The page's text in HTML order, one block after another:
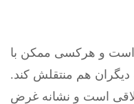
است و هرکسی ممکن با
دیگران هم منتقلش کند.
است و نشانه غرض